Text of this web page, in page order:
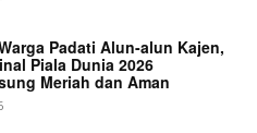
Padati Alun-alun Kajen,
Piala Dunia 2026
Meriah dan Aman